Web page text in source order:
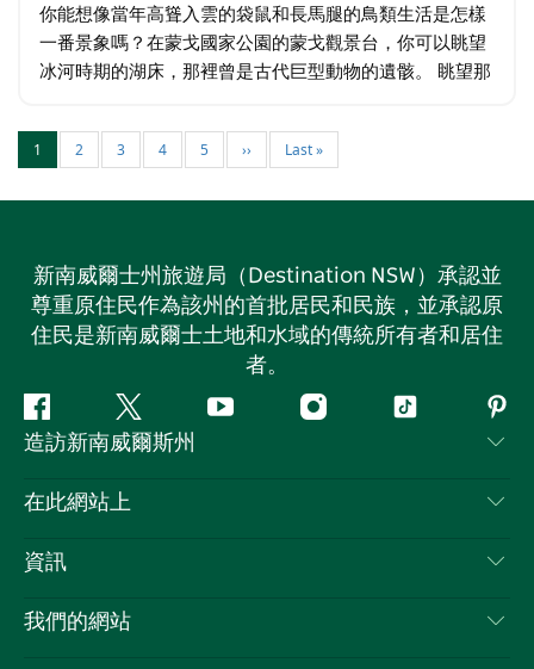
你能想像當年高聳入雲的袋鼠和長馬腿的鳥類生活是怎樣
一番景象嗎？在蒙戈國家公園的蒙戈觀景台，你可以眺望
冰河時期的湖床，那裡曾是古代巨型動物的遺骸。 眺望那
而成。這種侵蝕作用也使恩吉安帕人…
1 2 3 4 5 ›› Last »
新南威爾士州旅遊局（Destination NSW）承認並
尊重原住民作為該州的首批居民和民族，並承認原
住民是新南威爾士土地和水域的傳統所有者和居住
者。
Facebook嘰
嘰
喳
Youtube Instagram抖
造訪新南威爾斯州
聯絡我們
隱私
Cookie 通知
在此網站上
目的地
新南威爾士州公路旅行
資訊
旅行資訊
我們的網站